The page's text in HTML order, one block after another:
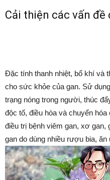
Cải thiện các vấn đề
Đặc tính thanh nhiệt, bổ khí và
cho sức khỏe của gan. Sử
trạng nóng trong người, thúc
độc tố, điều hòa và chuyển
điều trị bệnh viêm gan, xơ
gan do dùng nhiều rượu bia, ăn